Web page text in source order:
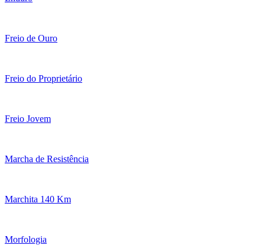
Freio de Ouro
Freio do Proprietário
Freio Jovem
Marcha de Resistência
Marchita 140 Km
Morfologia